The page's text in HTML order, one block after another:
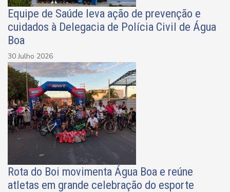
Equipe de Saúde leva ação de prevenção e
cuidados à Delegacia de Polícia Civil de Água
Boa
30 Julho 2026
Rota do Boi movimenta Água Boa e reúne
atletas em grande celebração do esporte